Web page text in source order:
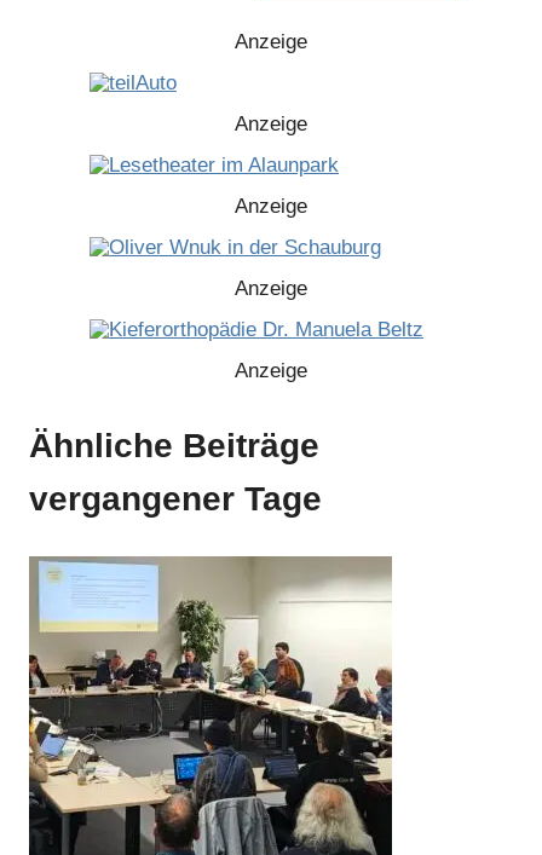
Anzeige
Anzeige
Anzeige
Anzeige
Anzeige
Anzeige
Anzeige
Anzeige
Anzeige
Anzeige
Anzeige
Ähnliche Beiträge
vergangener Tage